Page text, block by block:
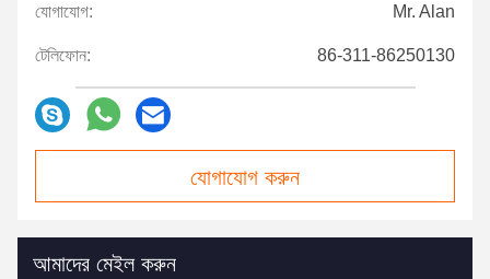
যোগাযোগ: Mr. Alan
টেলিফোন: 86-311-86250130
যোগাযোগ করুন
আমাদের মেইল ​​করুন